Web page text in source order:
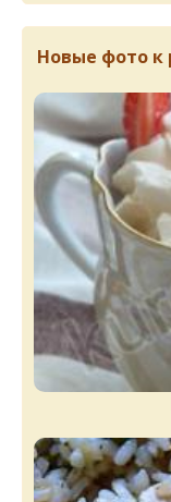
Новые фото к